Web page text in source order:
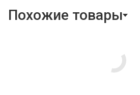
Похожие товары